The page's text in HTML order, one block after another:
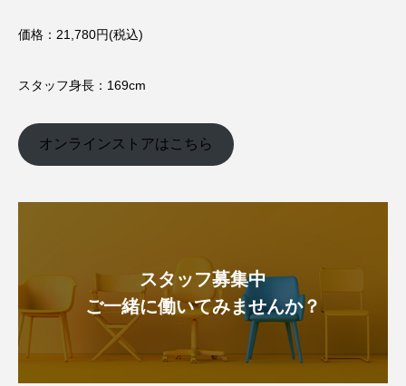
価格：21,780円(税込)
スタッフ身長：169cm
オンラインストアはこちら
スタッフ募集中
ご一緒に働いてみませんか？